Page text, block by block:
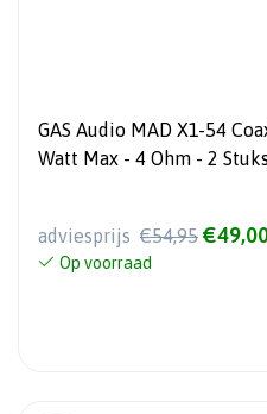
GAS Audio MAD X1-54
Watt Max - 4 Ohm - 2 Stuks
adviesprijs €54,95
Op voorraad